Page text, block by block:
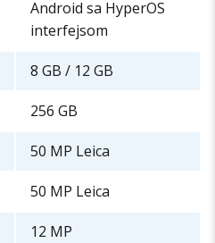
Android sa HyperOS
interfejsom
8 GB / 12 GB
256 GB
50 MP Leica
50 MP Leica
12 MP